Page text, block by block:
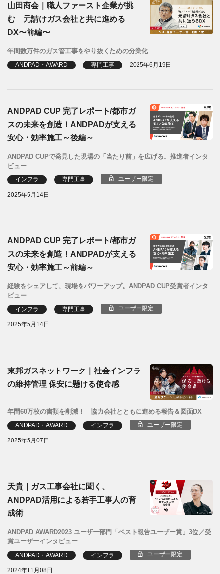
山田商会｜職人ファースト企業が挑
む 元請けガス会社と共に進める
DX〜前編〜
年間数万件のガス管工事をやり抜くための分業化
ANDPAD・AWARD 専門工事 2025年6月19日
ANDPAD CUP 完了レポート/都市ガ
スの未来を創造！ANDPADが支える
安心・効率施工～後編～
ANDPAD CUPで発見した現場の「当たり前」を広げる。推進者インタ
ビュー
インフラ 専門工事 ユーザー限定
2025年5月14日
ANDPAD CUP 完了レポート/都市ガ
スの未来を創造！ANDPADが支える
安心・効率施工～前編～
経験をシェアして、現場をパワーアップ。ANDPAD CUP受賞者インタ
ビュー
インフラ 専門工事 ユーザー限定
2025年5月14日
東邦ガスネットワーク｜社会インフラ
の維持管理 保安に懸ける使命感
年間60万枚の書類を削減！ 協力会社とともに進める報告＆図面DX
ANDPAD・AWARD インフラ ユーザー限定
2025年5月07日
天貴｜ガス工事会社に聞く、
ANDPAD活用による若手工事人の育
成術
ANDPAD AWARD2023 ユーザー部門「ベスト報告ユーザー賞」3位／受
賞ユーザーインタビュー
ANDPAD・AWARD インフラ ユーザー限定
2024年11月08日